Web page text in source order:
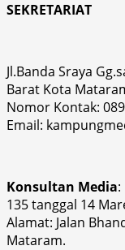
SEKRETARIAT
Jl.Banda Sraya
Barat Kota
Nomor Kontak:
Email:
Konsultan Media
135 tanggal 14
Alamat: Jalan
Mataram.